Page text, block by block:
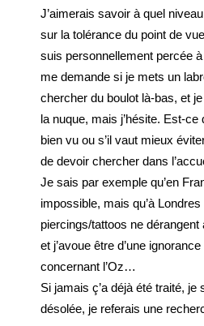
J’aimerais savoir à quel
sur la tolérance du point de
suis personnellement percée
me demande si je mets un
chercher du boulot là-bas, et
la nuque, mais j’hésite. Est-
bien vu ou s’il vaut mieux
de devoir chercher dans
Je sais par exemple qu’en
impossible, mais qu’à
piercings/tattoos ne
et j’avoue être d’une
concernant l’Oz…
Si jamais ç’a déjà été traité, je
désolée, je referais une